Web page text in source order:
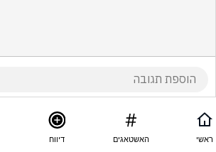
ראשי האשטאגים דיווח